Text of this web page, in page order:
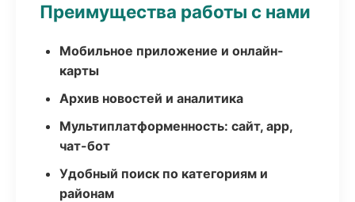
Преимущества работы с нами
Мобильное приложение и онлайн-
карты
Архив новостей и аналитика
Мультиплатформенность: сайт, app,
чат-бот
Удобный поиск по категориям и
районам